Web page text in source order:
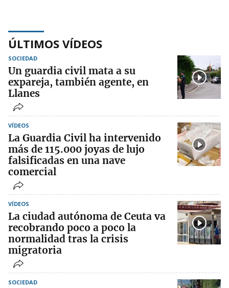
ÚLTIMOS VÍDEOS
SOCIEDAD
Un guardia civil mata a su
expareja, también agente, en
Llanes
VÍDEOS
La Guardia Civil ha intervenido
más de 115.000 joyas de lujo
falsificadas en una nave
comercial
VÍDEOS
La ciudad autónoma de Ceuta va
recobrando poco a poco la
normalidad tras la crisis
migratoria
SOCIEDAD